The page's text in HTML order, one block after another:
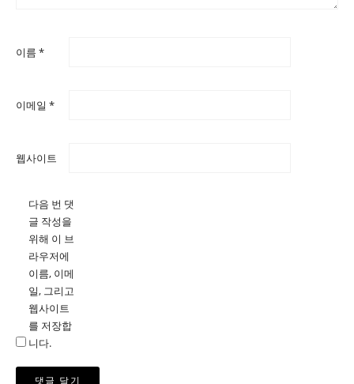
이름 *
이메일 *
웹사이트
다음 번 댓
글 작성을
위해 이 브
라우저에
이름, 이메
일, 그리고
웹사이트
를 저장합
니다.